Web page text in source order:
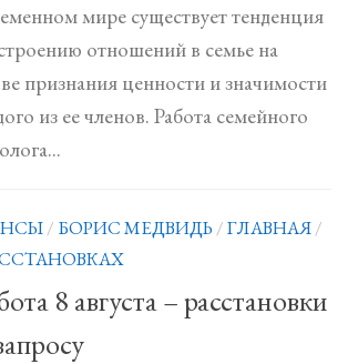
мире существует тенденция
отношений в семье на
признания ценности и значимости
из ее членов. Работа семейного
/ БОРИС МЕДВИДЬ /ГЛАВНАЯ/
8 августа – расстановки